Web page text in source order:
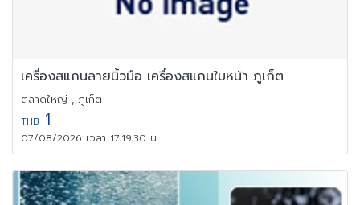
เครื่องสแกนลายนิ้วมือ เครื่องสแกนใบหน้า ภูเก็ต
ตลาดใหญ่ , ภูเก็ต
THB 1
07/08/2026 เวลา 17:19:30 น.